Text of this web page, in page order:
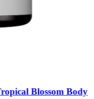
Blossom Body